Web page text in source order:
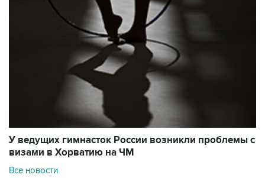
У ведущих гимнасток России возникли проблемы с
визами в Хорватию на ЧМ
Все новости